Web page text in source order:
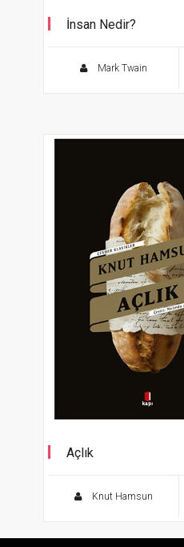
İnsan Nedir?
Mark Twain
Açlık
Knut Hamsun